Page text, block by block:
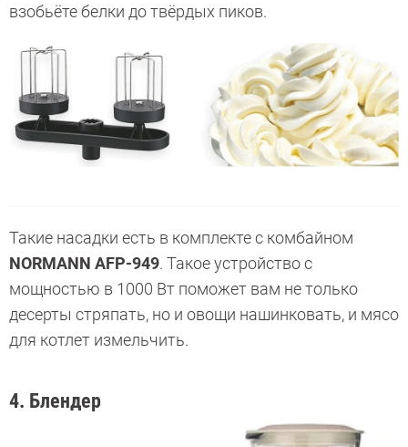
взобьёте белки до твёрдых пиков.
Такие насадки есть в комплекте с комбайном
NORMANN AFP-949. Такое устройство с
мощностью в 1000 Вт поможет вам не только
десерты стряпать, но и овощи нашинковать, и мясо
для котлет измельчить.
4. Блендер